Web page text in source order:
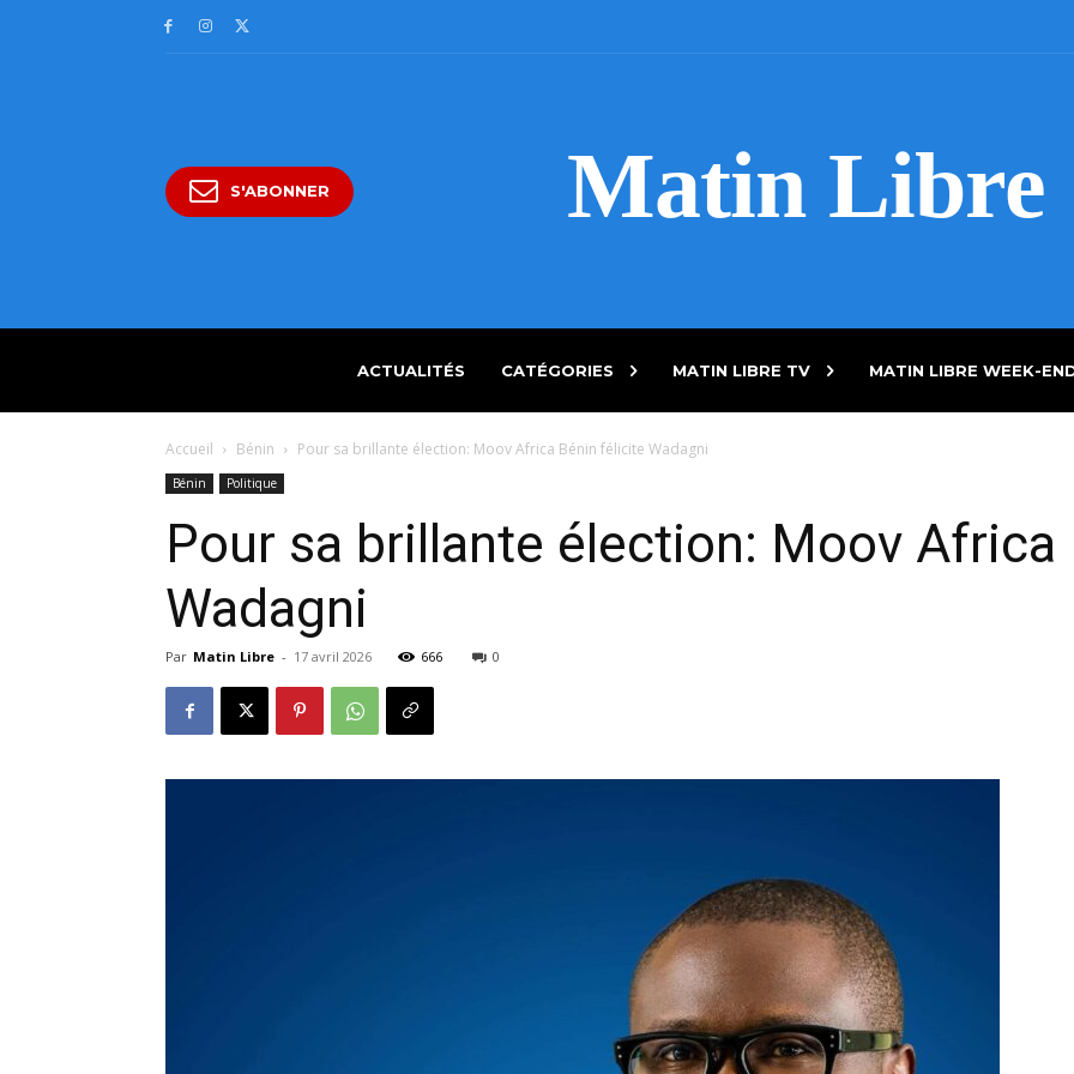
S'ABONNER Matin Libre
ACTUALITÉS CATÉGORIES MATIN LIBRE TV MATIN LIBRE WEEK-
Accueil Bénin Pour sa brillante élection: Moov Africa Bénin félicite Wadagni
Bénin Politique
Pour sa brillante élection: Moov
Wadagni
Par Matin Libre - 17 avril 2026 666 0